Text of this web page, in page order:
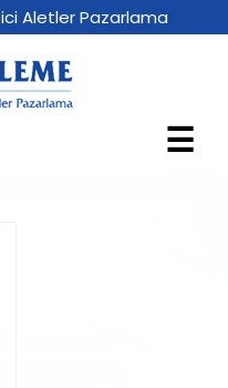
Aletler Pazarlama
☰